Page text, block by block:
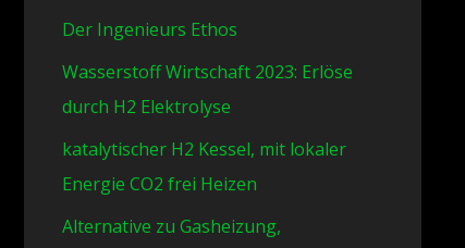
Der Ingenieurs Ethos
Wasserstoff Wirtschaft 2023: Erlöse
durch H2 Elektrolyse
katalytischer H2 Kessel, mit lokaler
Energie CO2 frei Heizen
Alternative zu Gasheizung,